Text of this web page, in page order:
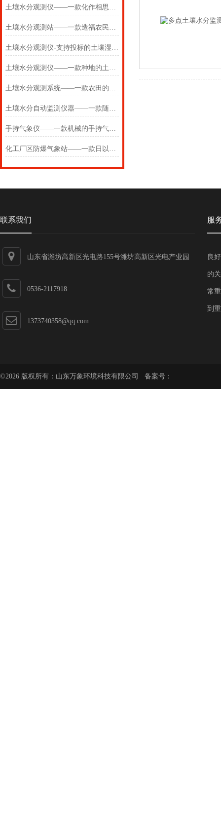
土壤水分观测仪——一款化作相思泪的土壤水分监测仪2024万象环境
土壤水分观测站——一款造福农民的土壤水分观测系统2024万象环境
土壤水分观测仪-支持投标的土壤湿度监测仪@万象环境2024#（全+国+包邮
土壤水分观测仪——一款种地的土壤水分监测仪2024(万象推送)
土壤水分观测系统——一款农田的土壤水分观测仪2024(万象推送)
土壤水分自动监测仪器——一款随时随地监测的自动土壤水分观测仪
手持气象仪——一款机械的手持气象站2025(万象推送)
化工厂区防爆气象站——一款日以继夜的超声波防爆气象站#2022已更新
联系我们
山东省潍坊高新区光电路155号潍坊高新区光电产业园
0536-2117918
1373740358@qq.com
服
良
的
常
到
©2026 版权所有：山东万象环境科技有限公司 备案号：